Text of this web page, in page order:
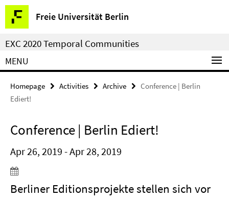
Springe
direkt
zu
Inhalt
Freie Universität Berlin
Service
Navigation
EXC 2020 Temporal Communities
MENU
Homepage Activities Archive
Conference | Berlin
Ediert!
Conference | Berlin Ediert!
Apr 26, 2019 - Apr 28, 2019
Berliner Editionsprojekte stellen sich vor